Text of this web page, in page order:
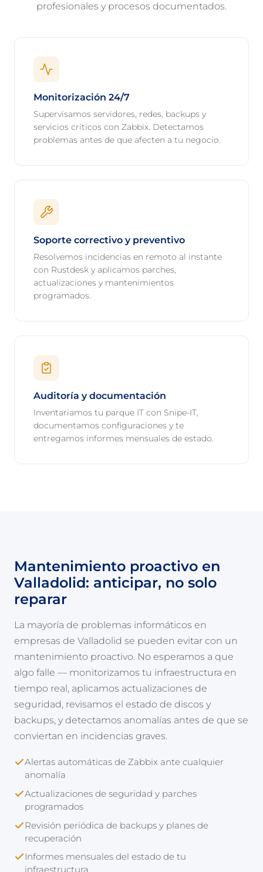
profesionales y procesos documentados.
Monitorización 24/7
Supervisamos servidores, redes, backups y
servicios críticos con Zabbix. Detectamos
problemas antes de que afecten a tu negocio.
Soporte correctivo y preventivo
Resolvemos incidencias en remoto al instante
con Rustdesk y aplicamos parches,
actualizaciones y mantenimientos
programados.
Auditoría y documentación
Inventariamos tu parque IT con Snipe-IT,
documentamos configuraciones y te
entregamos informes mensuales de estado.
Mantenimiento proactivo en
Valladolid: anticipar, no solo
reparar
La mayoría de problemas informáticos en
empresas de Valladolid se pueden evitar con un
mantenimiento proactivo. No esperamos a que
algo falle — monitorizamos tu infraestructura en
tiempo real, aplicamos actualizaciones de
seguridad, revisamos el estado de discos y
backups, y detectamos anomalías antes de que se
conviertan en incidencias graves.
Alertas automáticas de Zabbix ante cualquier
anomalía
Actualizaciones de seguridad y parches
programados
Revisión periódica de backups y planes de
recuperación
Informes mensuales del estado de tu
infraestructura